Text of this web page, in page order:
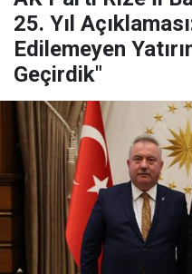
25. Yıl
Edilemeyen
Geçirdik"